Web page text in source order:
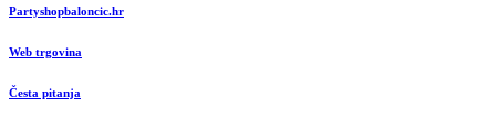
Partyshopbaloncic.hr
Web trgovina
Česta pitanja